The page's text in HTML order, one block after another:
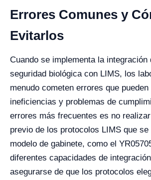
Errores Comunes y
Evitarlos
Cuando se implementa la integración
seguridad biológica con LIMS, los
menudo cometen errores que
ineficiencias y problemas de
errores más frecuentes es no
previo de los protocolos LIMS que
modelo de gabinete, como el
diferentes capacidades de
asegurarse de que los protocolos